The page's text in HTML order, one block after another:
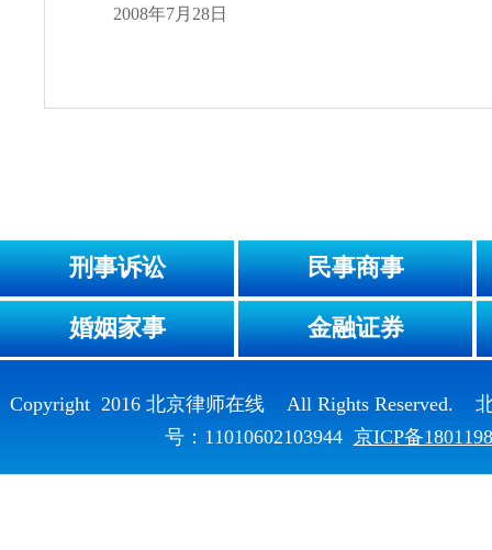
2008年7月28日
刑事诉讼 民事商事
婚姻家事 金融证券
Copyright 2016 北京律师在线 All Rights Reserved.
号：11010602103944 京ICP备